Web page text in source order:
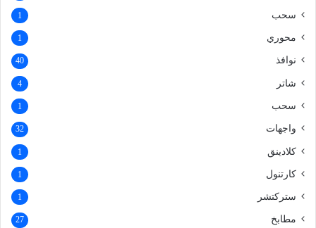
سحب 1
محوري 1
نوافذ 40
شاتر 4
سحب 1
واجهات 32
كلادينق 1
كارتنول 1
ستركتشر 1
مطابخ 27